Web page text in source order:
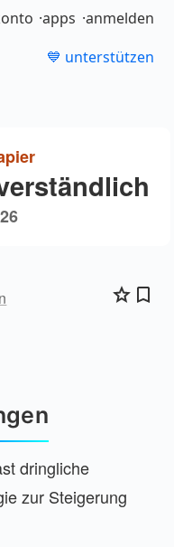
apps anmelden
💙 unterstützen
dringliche
zur Steigerung